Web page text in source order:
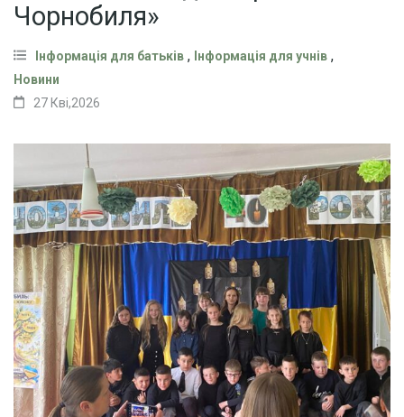
Чорнобиля»
Інформація для батьків , Інформація для учнів ,
Новини
27 Кві,2026